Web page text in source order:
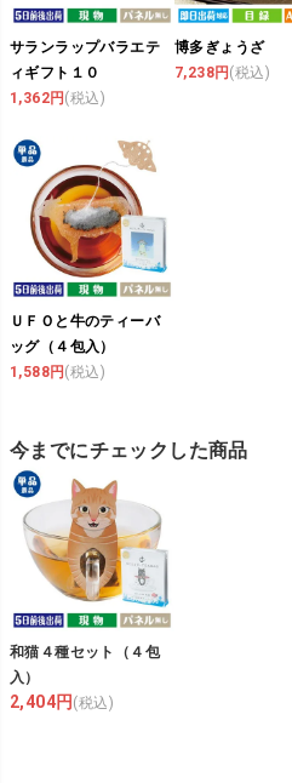
サランラップバラエテ
ィギフト１０
1,362円 (税込)
博多ぎょうざ
7,238円 (税込)
ＵＦＯと牛のティーバ
ッグ（４包入）
1,588円 (税込)
今までにチェックした商品
和猫４種セット（４包
入）
2,404円 (税込)